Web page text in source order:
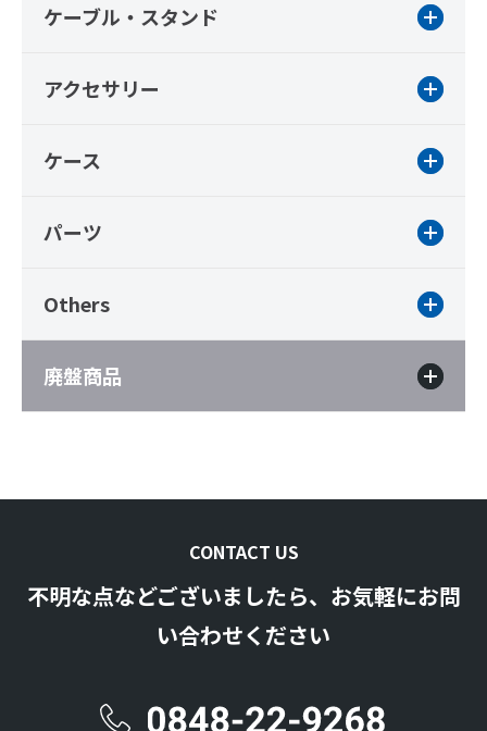
ケーブル・スタンド
アクセサリー
ケース
パーツ
Others
廃盤商品
CONTACT US
不明な点などございましたら、お気軽にお問
い合わせください